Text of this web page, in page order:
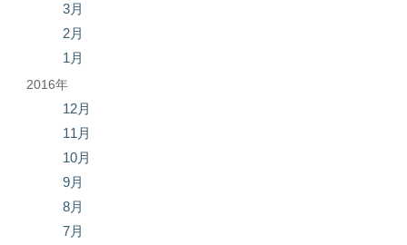
3月
2月
1月
2016年
12月
11月
10月
9月
8月
7月